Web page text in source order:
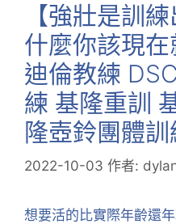
【強壯是訓
什麼你該現
迪倫教練
練 基隆重訓
隆壺鈴團體訓
2022-10-03 作者:
想要活的比實際年齡還